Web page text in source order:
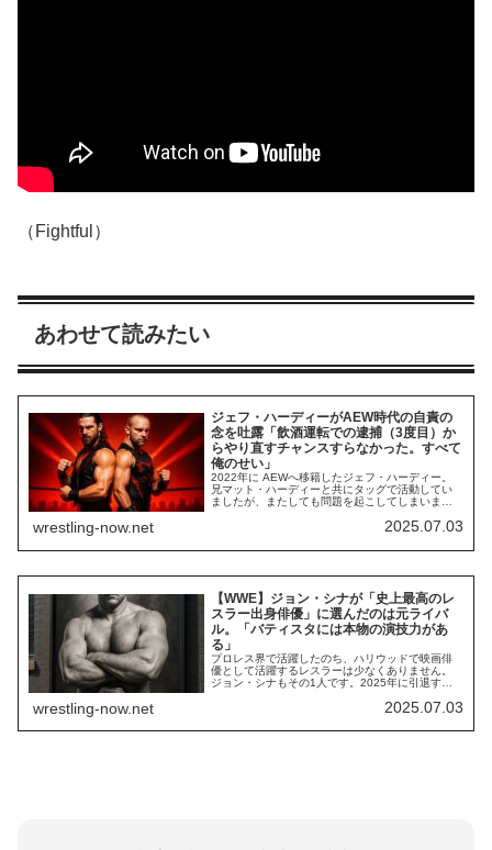
（Fightful）
あわせて読みたい
ジェフ・ハーディーがAEW時代の自責の
念を吐露「飲酒運転での逮捕（3度目）か
らやり直すチャンスすらなかった。すべて
俺のせい」
2022年に AEWへ移籍したジェフ・ハーディー。
兄マット・ハーディーと共にタッグで活動してい
ましたが、またしても問題を起こしてしまいまし
目）」されました。AEWは彼らにAEW世界タッグ
入りとなり、ジェフは「復帰条件として突きつけ
wrestling-now.net 2025.07.03
【WWE】ジョン・シナが「史上最高のレ
スラー出身俳優」に選んだのは元ライバ
ル。「バティスタには本物の演技力があ
る」
プロレス界で活躍したのち、ハリウッドで映画俳
優として活躍するレスラーは少なくありません。
ジョン・シナもその1人です。2025年に引退する
はスケジュールの合間を縫ってたまに参戦する程
ます。彼にとって、ザ・ロック（ドウェイン・ジ
wrestling-now.net 2025.07.03